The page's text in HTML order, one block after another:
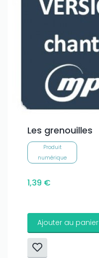
Les grenouilles
Produit
numérique
1,39 €
Ajouter au panier